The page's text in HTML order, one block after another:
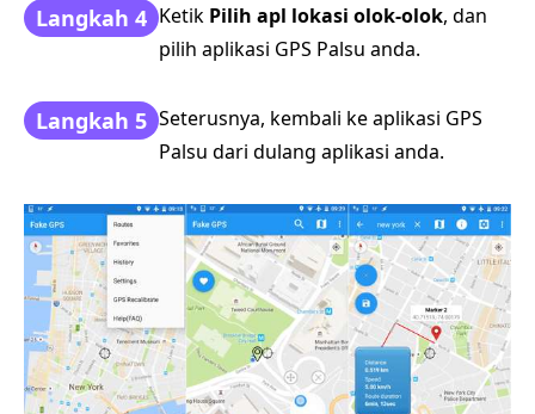
Langkah 4 Ketik Pilih apl lokasi olok-olok, dan
pilih aplikasi GPS Palsu anda.
Langkah 5 Seterusnya, kembali ke aplikasi GPS
Palsu dari dulang aplikasi anda.